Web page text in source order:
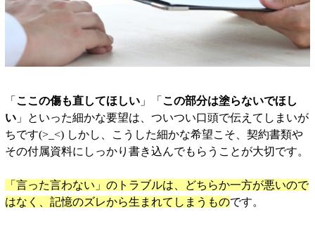
「 ここの傷も直してほしい 」「 この部分は塗らないでほし
い 」といった細かな要望は、ついつい口頭で伝えてしまいが
ちです(>_<) しかし、こうした細かな希望こそ、契約書類や
その付属資料にしっかり書き込んでもらうことが大切です。
「言った言わない」のトラブルは、どちらか一方が悪いので
はなく、記憶のズレから生まれてしまうものです。